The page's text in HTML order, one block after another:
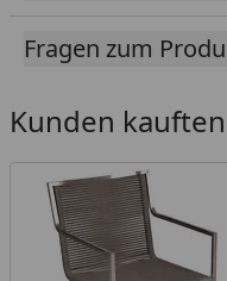
Maße:
Unterschubhöhe: 68
Sitzplätze:
6 Personen
Fragen zum
Kunden